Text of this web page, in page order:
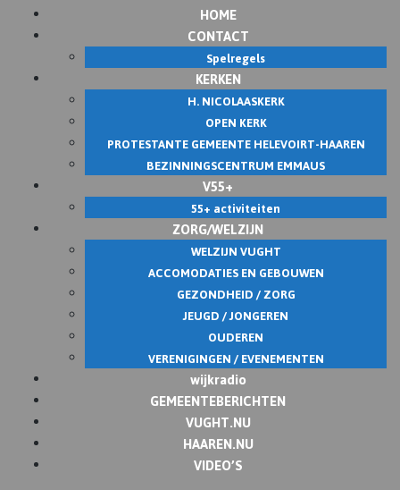
HOME
CONTACT
Spelregels
KERKEN
H. NICOLAASKERK
OPEN KERK
PROTESTANTE GEMEENTE HELEVOIRT-HAAREN
BEZINNINGSCENTRUM EMMAUS
V55+
55+ activiteiten
ZORG/WELZIJN
WELZIJN VUGHT
ACCOMODATIES EN GEBOUWEN
GEZONDHEID / ZORG
JEUGD / JONGEREN
OUDEREN
VERENIGINGEN / EVENEMENTEN
wijkradio
GEMEENTEBERICHTEN
VUGHT.NU
HAAREN.NU
VIDEO’S